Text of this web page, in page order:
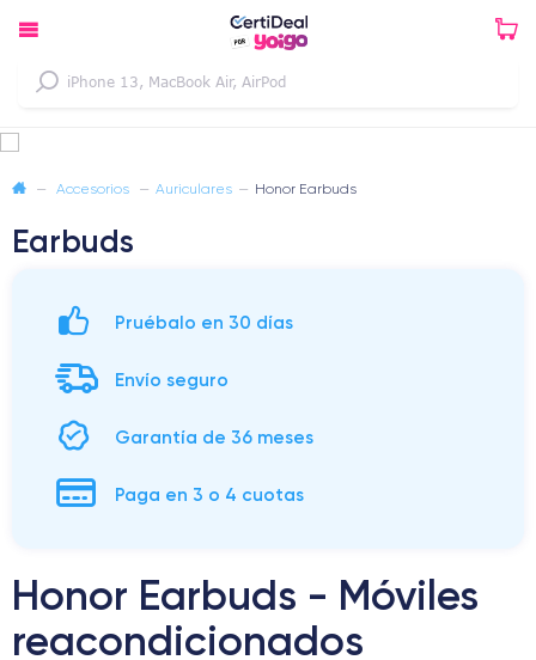
— Accesorios — Auriculares — Honor Earbuds
Earbuds
Pruébalo en 30 días
Envío seguro
Garantía de 36 meses
Paga en 3 o 4 cuotas
Honor Earbuds - Móviles
reacondicionados